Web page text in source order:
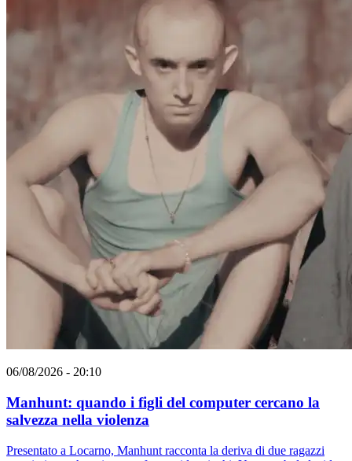
06/08/2026 - 20:10
Manhunt: quando i figli del computer cercano la
salvezza nella violenza
Presentato a Locarno, Manhunt racconta la deriva di due ragazzi